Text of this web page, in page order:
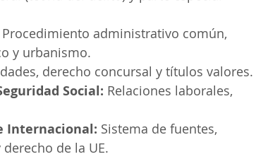
Procedimiento administrativo común,
y urbanismo.
derecho concursal y títulos valores.
Social: Relaciones laborales,
Internacional: Sistema de fuentes,
de la UE.